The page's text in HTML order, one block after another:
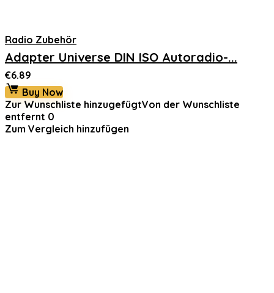
Radio Zubehör
Adapter Universe DIN ISO Autoradio-...
€6.89
Buy Now
Zur Wunschliste hinzugefügtVon der Wunschliste
entfernt 0
Zum Vergleich hinzufügen